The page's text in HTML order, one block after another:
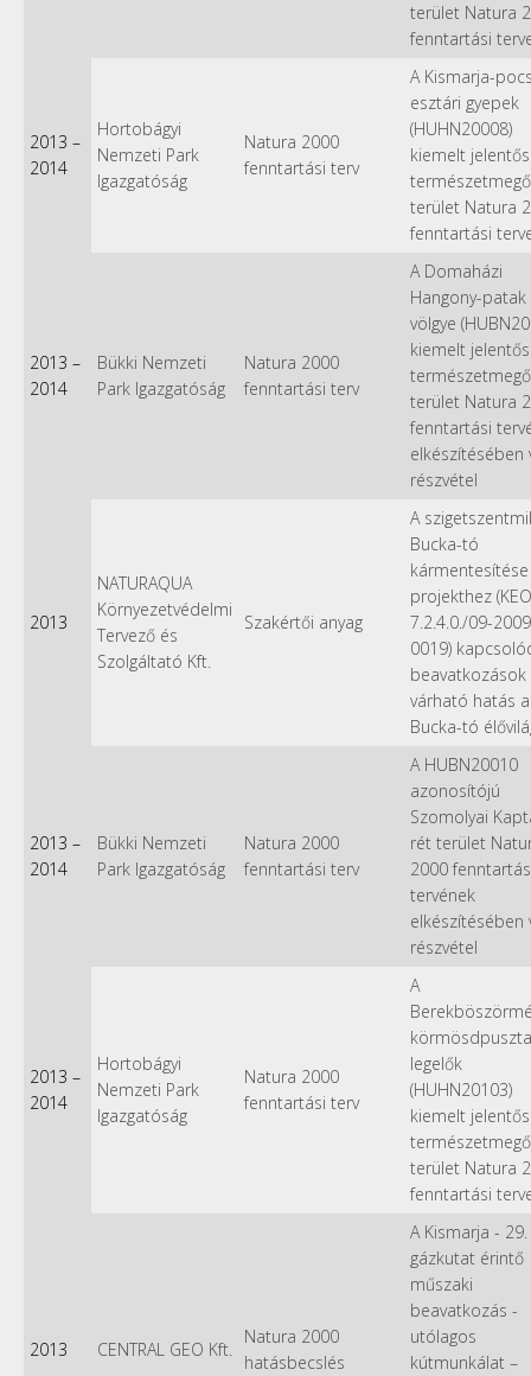
terület Natura
fenntartási
2013 –
2014
Hortobágyi
Nemzeti Park
Igazgatóság
Natura 2000
fenntartási terv
A Kismarja-
esztári gyepek
(HUHN20008)
kiemelt
terület Natura
fenntartási
2013 –
2014
Bükki Nemzeti
Park Igazgatóság
Natura 2000
fenntartási terv
A Domaházi
Hangony-patak
völgye
kiemelt
terület Natura
fenntartási
elkészítésében
részvétel
2013
NATURAQUA
Környezetvédelmi
Tervező és
Szolgáltató Kft.
Szakértői anyag
A
Bucka-tó
kármentesítése
projekthez
7.2.4.0./09-
0019)
beavatkozások
várható hatás a
Bucka-tó
2013 –
2014
Bükki Nemzeti
Park Igazgatóság
Natura 2000
fenntartási terv
A HUBN20010
azonosítójú
Szomolyai
rét terület
2000
tervének
elkészítésében
részvétel
2013 –
2014
Hortobágyi
Nemzeti Park
Igazgatóság
Natura 2000
fenntartási terv
A
legelők
(HUHN20103)
kiemelt
terület Natura
fenntartási
2013 CENTRAL GEO Kft.
Natura 2000
hatásbecslés
A Kismarja -
gázkutat érintő
műszaki
beavatkozás -
utólagos
kútmunkálat –